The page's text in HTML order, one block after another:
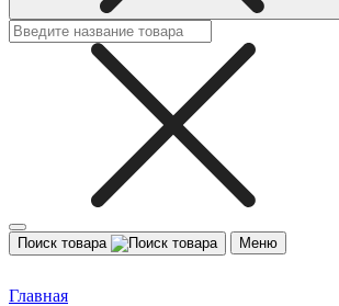
Поиск товара Меню
Главная